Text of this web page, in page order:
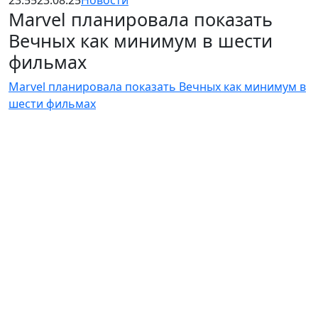
Marvel планировала показать
Вечных как минимум в шести
фильмах
Marvel планировала показать Вечных как минимум в
шести фильмах